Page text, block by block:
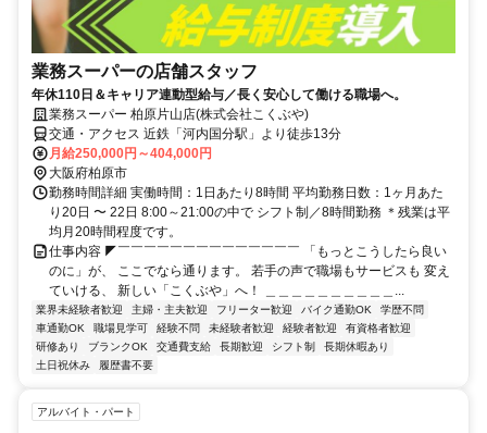
業務スーパーの店舗スタッフ
年休110日＆キャリア連動型給与／長く安心して働ける職場へ。
業務スーパー 柏原片山店(株式会社こくぶや)
交通・アクセス 近鉄「河内国分駅」より徒歩13分
月給250,000円～404,000円
大阪府柏原市
勤務時間詳細 実働時間：1日あたり8時間 平均勤務日数：1ヶ月あた
り20日 〜 22日 8:00～21:00の中で シフト制／8時間勤務 ＊残業は平
均月20時間程度です。
仕事内容 ◤￣￣￣￣￣￣￣￣￣￣￣￣￣￣ 「もっとこうしたら良い
のに」が、 ここでなら通ります。 若手の声で職場もサービスも 変え
ていける、 新しい「こくぶや」へ！ ＿＿＿＿＿＿＿＿＿＿...
業界未経験者歓迎 主婦・主夫歓迎 フリーター歓迎 バイク通勤OK
学歴不問
車通勤OK
職場見学可 経験不問 未経験者歓迎 経験者歓迎
有資格者歓迎
研修あり
ブランクOK 交通費支給 長期歓迎 シフト制
長期休暇あり
土日祝休み
履歴書不要
アルバイト・パート